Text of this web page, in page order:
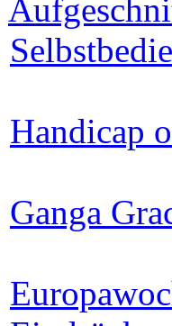
Handicap
Ganga